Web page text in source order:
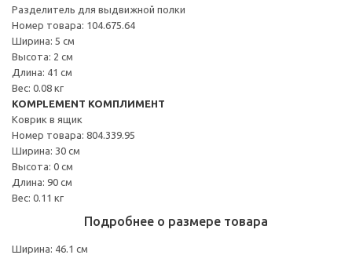
Разделитель для выдвижной полки
Номер товара: 104.675.64
Ширина: 5 см
Высота: 2 см
Длина: 41 см
Вес: 0.08 кг
KOMPLEMENT КОМПЛИМЕНТ
Коврик в ящик
Номер товара: 804.339.95
Ширина: 30 см
Высота: 0 см
Длина: 90 см
Вес: 0.11 кг
Подробнее о размере товара
Ширина: 46.1 см